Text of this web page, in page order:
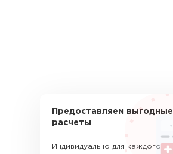
Предоставляем выгодные
расчеты
Индивидуально для каждого